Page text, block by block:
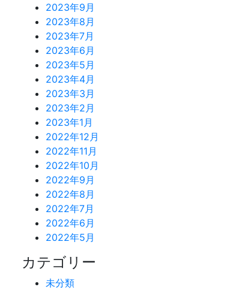
2023年9月
2023年8月
2023年7月
2023年6月
2023年5月
2023年4月
2023年3月
2023年2月
2023年1月
2022年12月
2022年11月
2022年10月
2022年9月
2022年8月
2022年7月
2022年6月
2022年5月
カテゴリー
未分類